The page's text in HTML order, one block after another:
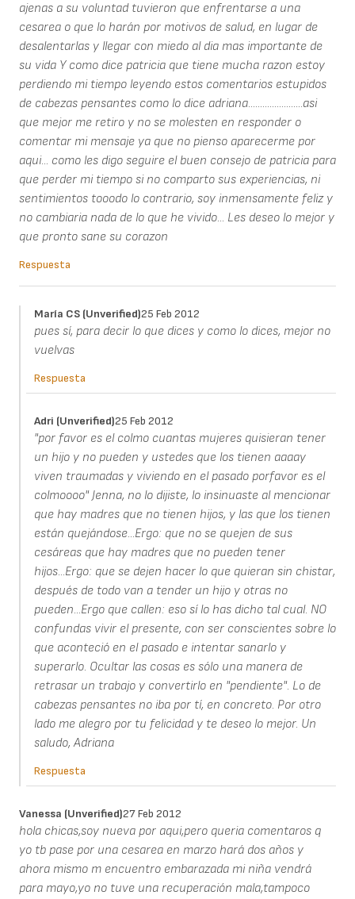
ajenas a su voluntad tuvieron que enfrentarse a una
cesarea o que lo harán por motivos de salud, en lugar de
desalentarlas y llegar con miedo al dia mas importante de
su vida Y como dice patricia que tiene mucha razon estoy
perdiendo mi tiempo leyendo estos comentarios estupidos
de cabezas pensantes como lo dice adriana.......................asi
que mejor me retiro y no se molesten en responder o
comentar mi mensaje ya que no pienso aparecerme por
aqui... como les digo seguire el buen consejo de patricia para
que perder mi tiempo si no comparto sus experiencias, ni
sentimientos tooodo lo contrario, soy inmensamente feliz y
no cambiaria nada de lo que he vivido... Les deseo lo mejor y
que pronto sane su corazon
Respuesta
María CS (unverified)25 Feb 2012
pues sí, para decir lo que dices y como lo dices, mejor no
vuelvas
Respuesta
Adri (unverified)25 Feb 2012
"por favor es el colmo cuantas mujeres quisieran tener
un hijo y no pueden y ustedes que los tienen aaaay
viven traumadas y viviendo en el pasado porfavor es el
colmoooo" Jenna, no lo dijiste, lo insinuaste al mencionar
que hay madres que no tienen hijos, y las que los tienen
están quejándose...Ergo: que no se quejen de sus
cesáreas que hay madres que no pueden tener
hijos...Ergo: que se dejen hacer lo que quieran sin chistar,
después de todo van a tender un hijo y otras no
pueden...Ergo que callen: eso sí lo has dicho tal cual. NO
confundas vivir el presente, con ser conscientes sobre lo
que aconteció en el pasado e intentar sanarlo y
superarlo. Ocultar las cosas es sólo una manera de
retrasar un trabajo y convertirlo en "pendiente". Lo de
cabezas pensantes no iba por tí, en concreto. Por otro
lado me alegro por tu felicidad y te deseo lo mejor. Un
saludo, Adriana
Respuesta
Vanessa (unverified)27 Feb 2012
hola chicas,soy nueva por aqui,pero queria comentaros q
yo tb pase por una cesarea en marzo hará dos años y
ahora mismo m encuentro embarazada mi niña vendrá
para mayo,yo no tuve una recuperación mala,tampoco